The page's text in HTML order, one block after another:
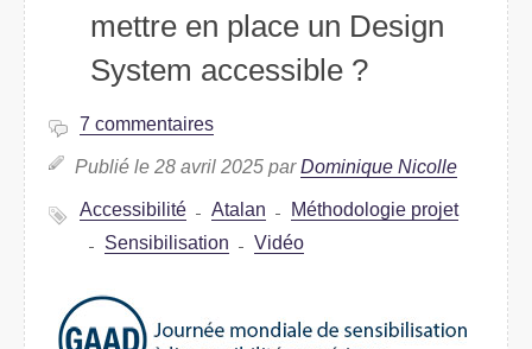
mettre en place un Design
System accessible ?
7 commentaires
Publié le 28 avril 2025 parDominique Nicolle
Accessibilité Atalan
Méthodologie projet
Sensibilisation
Vidéo